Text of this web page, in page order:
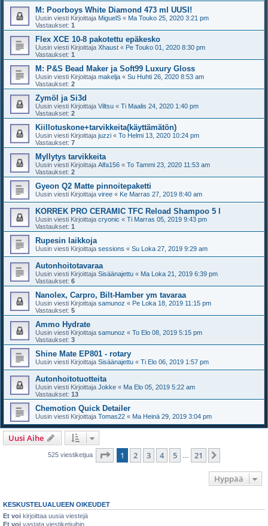
M: Poorboys White Diamond 473 ml UUSI!
Uusin viesti Kirjoittaja MiguelS « Ma Touko 25, 2020 3:21 pm
Vastaukset: 1
Flex XCE 10-8 pakotettu epäkesko
Uusin viesti Kirjoittaja Xhaust « Pe Touko 01, 2020 8:30 pm
Vastaukset: 1
M: P&S Bead Maker ja Soft99 Luxury Gloss
Uusin viesti Kirjoittaja makelja « Su Huhti 26, 2020 8:53 am
Vastaukset: 2
Zymöl ja Si3d
Uusin viesti Kirjoittaja Viltsu « Ti Maalis 24, 2020 1:40 pm
Vastaukset: 2
Kiillotuskone+tarvikkeita(käyttämätön)
Uusin viesti Kirjoittaja juzzi « To Helmi 13, 2020 10:24 pm
Vastaukset: 7
Myllytys tarvikkeita
Uusin viesti Kirjoittaja Alfa156 « To Tammi 23, 2020 11:53 am
Vastaukset: 2
Gyeon Q2 Matte pinnoitepaketti
Uusin viesti Kirjoittaja viree « Ke Marras 27, 2019 8:40 am
KORREK PRO CERAMIC TFC Reload Shampoo 5 l
Uusin viesti Kirjoittaja cryonic « Ti Marras 05, 2019 9:43 pm
Vastaukset: 1
Rupesin laikkoja
Uusin viesti Kirjoittaja sessions « Su Loka 27, 2019 9:29 am
Autonhoitotavaraa
Uusin viesti Kirjoittaja Sisäänajettu « Ma Loka 21, 2019 6:39 pm
Vastaukset: 6
Nanolex, Carpro, Bilt-Hamber ym tavaraa
Uusin viesti Kirjoittaja samunoz « Pe Loka 18, 2019 11:15 pm
Vastaukset: 5
Ammo Hydrate
Uusin viesti Kirjoittaja samunoz « To Elo 08, 2019 5:15 pm
Vastaukset: 3
Shine Mate EP801 - rotary
Uusin viesti Kirjoittaja Sisäänajettu « Ti Elo 06, 2019 1:57 pm
Autonhoitotuotteita
Uusin viesti Kirjoittaja Jokke « Ma Elo 05, 2019 5:22 am
Vastaukset: 13
Chemotion Quick Detailer
Uusin viesti Kirjoittaja Tomas22 « Ma Heinä 29, 2019 3:04 pm
Uusi Aihe
525 viestiketjua Sivu /21
1 2 3 4 5 21
Hyppää
KESKUSTELUALUEEN OIKEUDET
Et voi kirjoittaa uusia viestejä
Et voi vastata viestiketjuihin